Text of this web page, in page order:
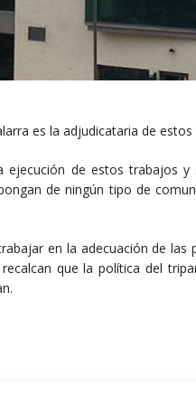
es la adjudicataria de
ejecución de estos trabajos
de ningún tipo de
en la adecuación de las
que la política del